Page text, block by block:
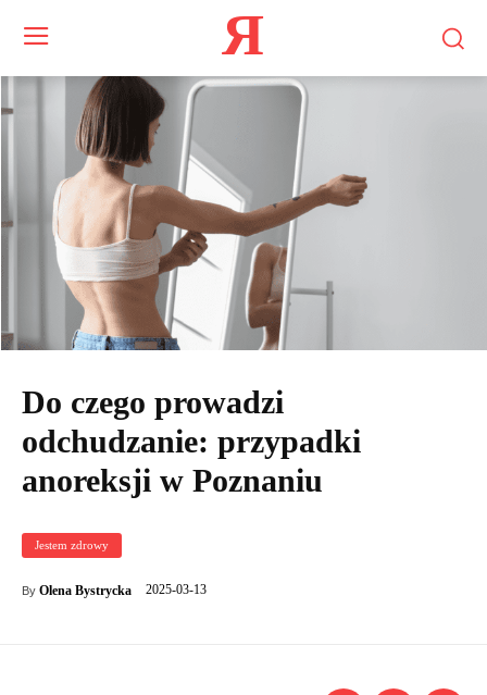
Я
Do czego prowadzi
odchudzanie: przypadki
anoreksji w Poznaniu
Jestem zdrowy
By Olena Bystrycka 2025-03-13